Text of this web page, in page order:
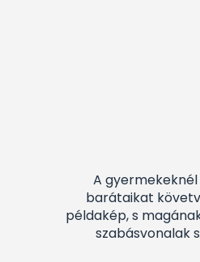
A
barátaikat
példakép, s
szabásvonalak